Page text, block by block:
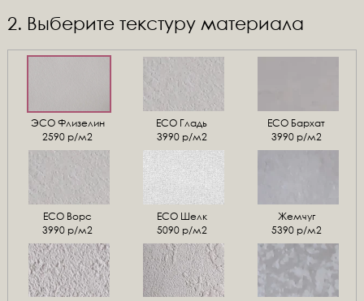
2. Выберите текстуру материала
ЭСО Флизелин
2590 р/м2
ЕСО Гладь
3990 р/м2
ECO Бархат
3990 р/м2
ЕСО Ворс
3990 р/м2
ЕСО Шелк
5090 р/м2
Жемчуг
5390 р/м2